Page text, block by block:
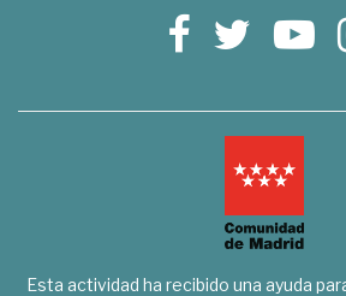
Esta actividad ha recibido una ayuda